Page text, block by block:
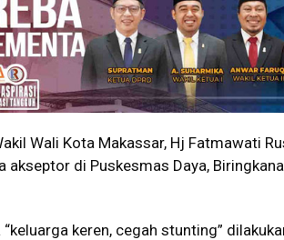
Wali Kota Makassar, Hj Fatmawati
di Puskesmas Daya,
keren, cegah stunting”